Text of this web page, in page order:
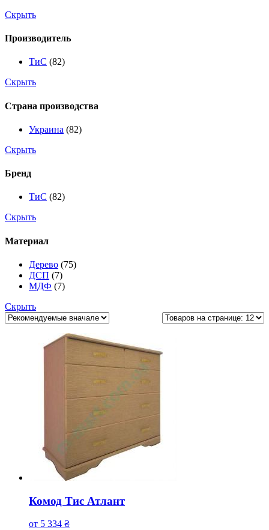
Скрыть
Производитель
ТиС (82)
Скрыть
Страна производства
Украина (82)
Скрыть
Бренд
ТиС (82)
Скрыть
Материал
Дерево (75)
ДСП (7)
МДФ (7)
Скрыть
Комод Тис Атлант
от 5 334 ₴